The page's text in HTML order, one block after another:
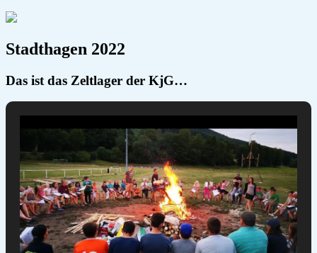
Stadthagen 2022
Das ist das Zeltlager der KjG…